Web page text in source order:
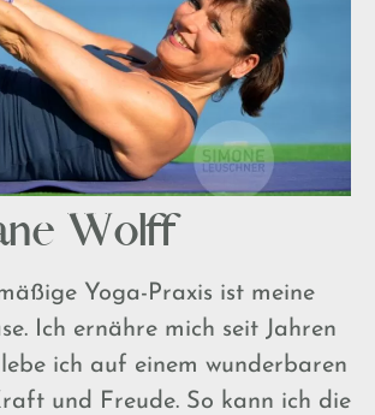
Wolff
Yoga-Praxis ist meine
Ich ernähre mich seit Jahren
ich auf einem wunderbaren
und Freude. So kann ich die